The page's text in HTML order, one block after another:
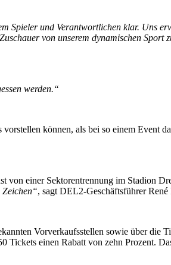
Spieler und Verantwortlichen klar. Uns
von unserem dynamischen Sport
werden.“
können, als bei so einem Event
von einer Sektorentrennung im Stadion
, sagt DEL2-Geschäftsführer René
Vorverkaufsstellen sowie über die
Tickets einen Rabatt von zehn Prozent.